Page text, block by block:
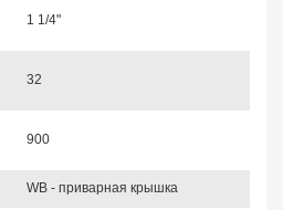
1 1/4"
32
900
WB - приварная крышка